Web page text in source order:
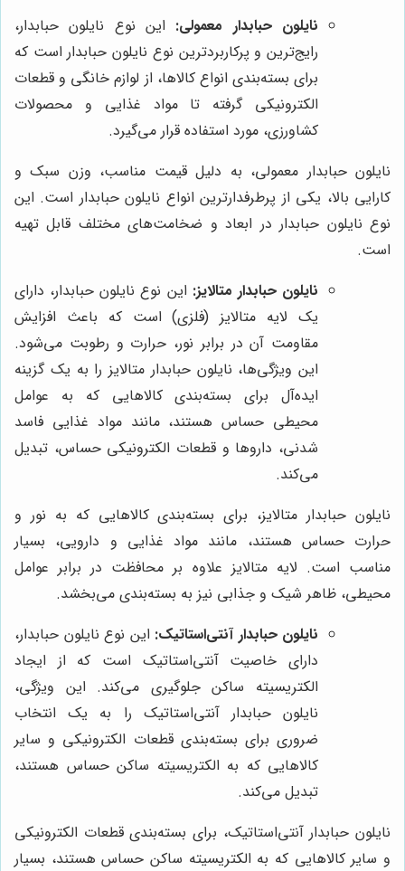
نایلون حبابدار معمولی: این نوع نایلون حبابدار،
رایج‌ترین و پرکاربردترین نوع نایلون حبابدار است که
برای بسته‌بندی انواع کالاها، از لوازم خانگی و قطعات
الکترونیکی گرفته تا مواد غذایی و محصولات
کشاورزی، مورد استفاده قرار می‌گیرد.
نایلون حبابدار معمولی، به دلیل قیمت مناسب، وزن سبک و
کارایی بالا، یکی از پرطرفدارترین انواع نایلون حبابدار است. این
نوع نایلون حبابدار در ابعاد و ضخامت‌های مختلف قابل تهیه
است.
نایلون حبابدار متالایز: این نوع نایلون حبابدار، دارای
یک لایه متالایز (فلزی) است که باعث افزایش
مقاومت آن در برابر نور، حرارت و رطوبت می‌شود.
این ویژگی‌ها، نایلون حبابدار متالایز را به یک گزینه
ایده‌آل برای بسته‌بندی کالاهایی که به عوامل
محیطی حساس هستند، مانند مواد غذایی فاسد
شدنی، داروها و قطعات الکترونیکی حساس، تبدیل
می‌کند.
نایلون حبابدار متالایز، برای بسته‌بندی کالاهایی که به نور و
حرارت حساس هستند، مانند مواد غذایی و دارویی، بسیار
مناسب است. لایه متالایز علاوه بر محافظت در برابر عوامل
محیطی، ظاهر شیک و جذابی نیز به بسته‌بندی می‌بخشد.
نایلون حبابدار آنتی‌استاتیک: این نوع نایلون حبابدار،
دارای خاصیت آنتی‌استاتیک است که از ایجاد
الکتریسیته ساکن جلوگیری می‌کند. این ویژگی،
نایلون حبابدار آنتی‌استاتیک را به یک انتخاب
ضروری برای بسته‌بندی قطعات الکترونیکی و سایر
کالاهایی که به الکتریسیته ساکن حساس هستند،
تبدیل می‌کند.
نایلون حبابدار آنتی‌استاتیک، برای بسته‌بندی قطعات الکترونیکی
و سایر کالاهایی که به الکتریسیته ساکن حساس هستند، بسیار